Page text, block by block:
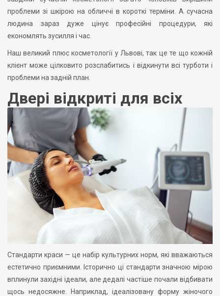
проблеми зі шкірою на обличчі в короткі терміни. А сучасна
людина зараз дуже цінує професійні процедури, які
економлять зусилля і час.
Наш великий плюс косметології у Львові, так це те що кожній
клієнт може цілковито розслабитись і відкинути всі турботи і
проблеми на задній план.
Двері відкриті для всіх
Стандарти краси — це набір культурних норм, які вважаються
естетично приємними. Історично ці стандарти значною мірою
вплинули західні ідеали, але дедалі частіше почали відбивати
щось недосяжне. Наприклад, ідеалізовану форму жіночого